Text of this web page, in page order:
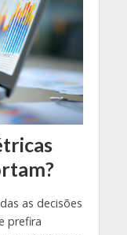
as decisões
prefira